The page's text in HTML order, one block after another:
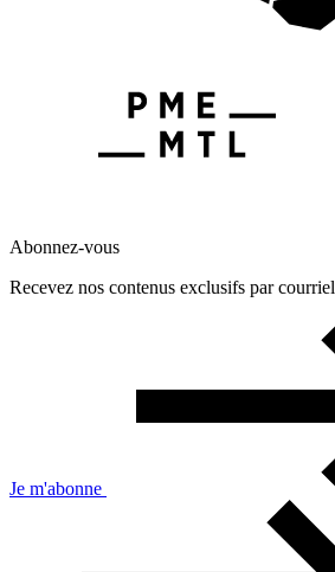
Abonnez-vous
Recevez nos contenus exclusifs par courriel
Je m'abonne